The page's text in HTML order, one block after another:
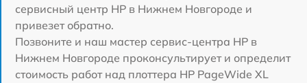
сервисный центр HP в Нижнем Новгороде и
привезет обратно.
Позвоните и наш мастер сервис-центра HP в
Нижнем Новгороде проконсультирует и определит
стоимость работ над плоттера HP PageWide XL